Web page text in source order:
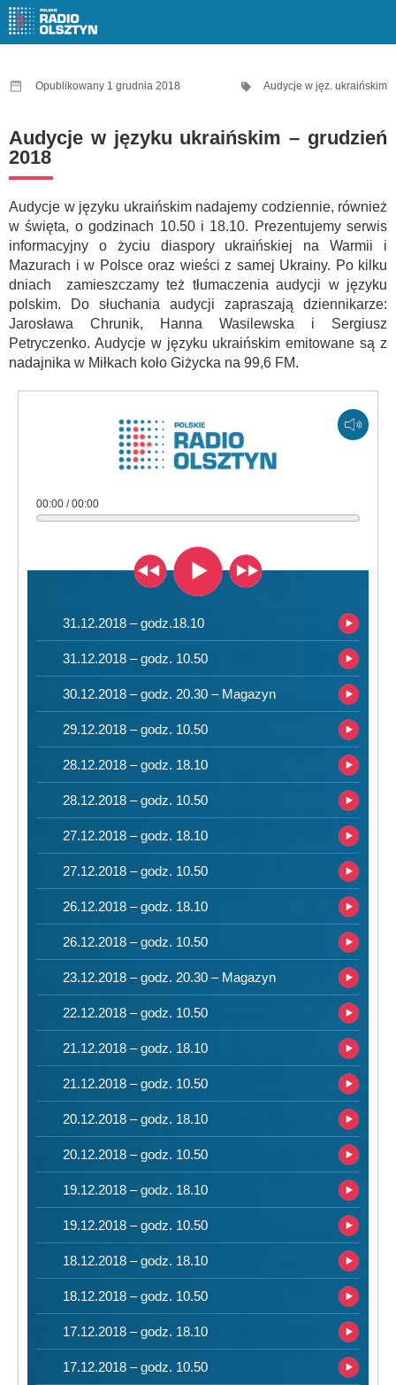
Opublikowany 1 grudnia 2018 Audycje w jęz. ukraińskim
Audycje w języku ukraińskim – grudzień
2018
Audycje w języku ukraińskim nadajemy codziennie, również
w święta, o godzinach 10.50 i 18.10. Prezentujemy serwis
informacyjny o życiu diaspory ukraińskiej na Warmii i
Mazurach i w Polsce oraz wieści z samej Ukrainy. Po kilku
dniach zamieszczamy też tłumaczenia audycji w języku
polskim. Do słuchania audycji zapraszają dziennikarze:
Jarosława Chrunik, Hanna Wasilewska i Sergiusz
Petryczenko. Audycje w języku ukraińskim emitowane są z
nadajnika w Miłkach koło Giżycka na 99,6 FM.
00:00 / 00:00
31.12.2018 – godz.18.10
31.12.2018 – godz. 10.50
30.12.2018 – godz. 20.30 – Magazyn
29.12.2018 – godz. 10.50
28.12.2018 – godz. 18.10
28.12.2018 – godz. 10.50
27.12.2018 – godz. 18.10
27.12.2018 – godz. 10.50
26.12.2018 – godz. 18.10
26.12.2018 – godz. 10.50
23.12.2018 – godz. 20.30 – Magazyn
22.12.2018 – godz. 10.50
21.12.2018 – godz. 18.10
21.12.2018 – godz. 10.50
20.12.2018 – godz. 18.10
20.12.2018 – godz. 10.50
19.12.2018 – godz. 18.10
19.12.2018 – godz. 10.50
18.12.2018 – godz. 18.10
18.12.2018 – godz. 10.50
17.12.2018 – godz. 18.10
17.12.2018 – godz. 10.50